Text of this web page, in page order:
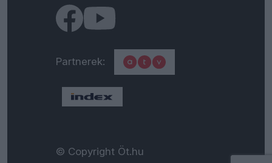
Partnerek:
© Copyright Öt.hu